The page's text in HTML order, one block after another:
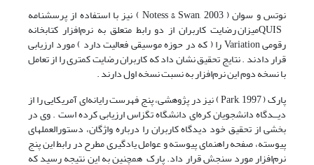
نوتس و سوان ( Notess & Swan, 2003 ) نیز با استفاده از پرسشنامه
QUISمیزان رضایت کاربران از دو رابط متعلق به نرم‌افزار کتابخانه
رقومی Variation را ( که در حوزه موسیقی فعالیت دارد ) مورد ارزیابی
قرار دادند . نتایج تحقیق نشان داد که کاربران رضایت کمتری را از تعامل
با نسخه دوم این نرم‌افزار به نسبت نسخه اول دارند .
پارک ( Park, 1997 ) نیز در پژوهشی، پنج فهرست رایانه‌ای آمریکایی را از
دیــدگاه دانشجویان کره‌ای دانشگاه تگزاس ارزیابی کرده است . وی در
بخشی از تحقیق خود دیدگاه کاربران را درباره واژگان، دستورالعملهای
پیوسته، صفحه راهنمای پیوسته و عوامل یادگیری مطرح در رابط این پنج
نرم‌افزار مورد سنجش قرار داد. پارک همچنین به این نتیجه رسید که